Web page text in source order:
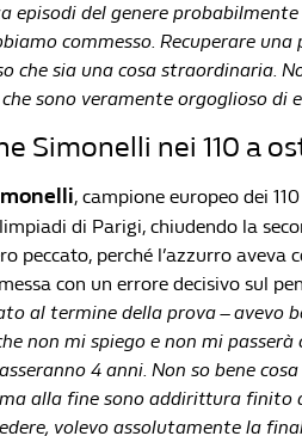
episodi del genere
commesso. Recuperare
che sia una cosa straordinaria.
sono veramente orgoglioso di
Simonelli nei 110 a
, campione europeo dei
di Parigi, chiudendo la
peccato, perché l’azzurro
con un errore decisivo sul
al termine della prova – avevo
non mi spiego e non mi
4 anni. Non so bene
alla fine sono addirittura
volevo assolutamente la